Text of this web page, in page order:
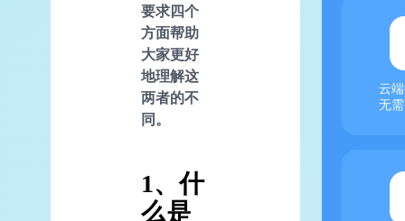
要求四个
方面帮助
大家更好
地理解这
两者的不
同。
1、什
么是
云
无